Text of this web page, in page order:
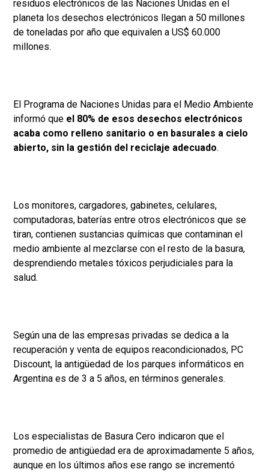
residuos electrónicos de las Naciones Unidas en el
planeta los desechos electrónicos llegan a 50 millones
de toneladas por año que equivalen a US$ 60.000
millones.
El Programa de Naciones Unidas para el Medio Ambiente
informó que el 80% de esos desechos electrónicos
acaba como relleno sanitario o en basurales a cielo
abierto, sin la gestión del reciclaje adecuado.
Los monitores, cargadores, gabinetes, celulares,
computadoras, baterías entre otros electrónicos que se
tiran, contienen sustancias químicas que contaminan el
medio ambiente al mezclarse con el resto de la basura,
desprendiendo metales tóxicos perjudiciales para la
salud.
Según una de las empresas privadas se dedica a la
recuperación y venta de equipos reacondicionados, PC
Discount, la antigüedad de los parques informáticos en
Argentina es de 3 a 5 años, en términos generales.
Los especialistas de Basura Cero indicaron que el
promedio de antigüedad era de aproximadamente 5 años,
aunque en los últimos años ese rango se incrementó